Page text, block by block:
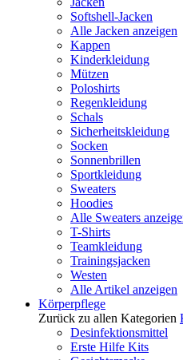
Softshell-Jacken
Alle Jacken anzeigen
Kappen
Kinderkleidung
Mützen
Poloshirts
Regenkleidung
Schals
Sicherheitskleidung
Socken
Sonnenbrillen
Sportkleidung
Sweaters
Hoodies
Alle Sweaters
T-Shirts
Teamkleidung
Trainingsjacken
Westen
Alle Artikel anzeigen
Körperpflege
Zurück zu allen Kategorien
Desinfektionsmittel
Erste Hilfe Kits